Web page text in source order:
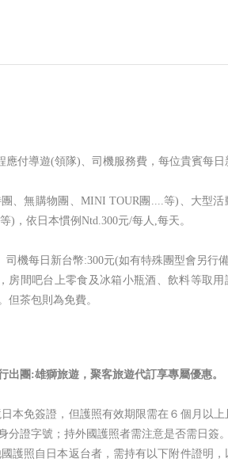
應付導遊(領隊)、司機服務費，每位貴賓每日
、無購物團、MINI TOUR團....等)、大型活
)，依日本慣例Ntd.300元/每人,每天。
司機每日新台幣:300元(如有特殊團型會另行
房間吧台上零食及冰箱小瓶酒、飲料等取用
但茶包則為免費。
出團:雄獅旅遊，聚客旅遊代訂享專屬優惠。
本免簽證，但護照有效期限需在６個月以上
分證字號；持外國護照者需注意是否需日簽
國護照自日本返台者，需持有以下附件證明，